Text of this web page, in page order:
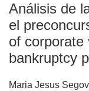
Análisis de
el
of corporate
bankruptcy
Maria Jesus